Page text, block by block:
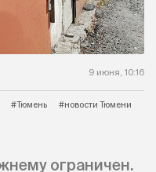
9 июня, 10:16
#Тюмень
#новости Тюмени
ограничен.